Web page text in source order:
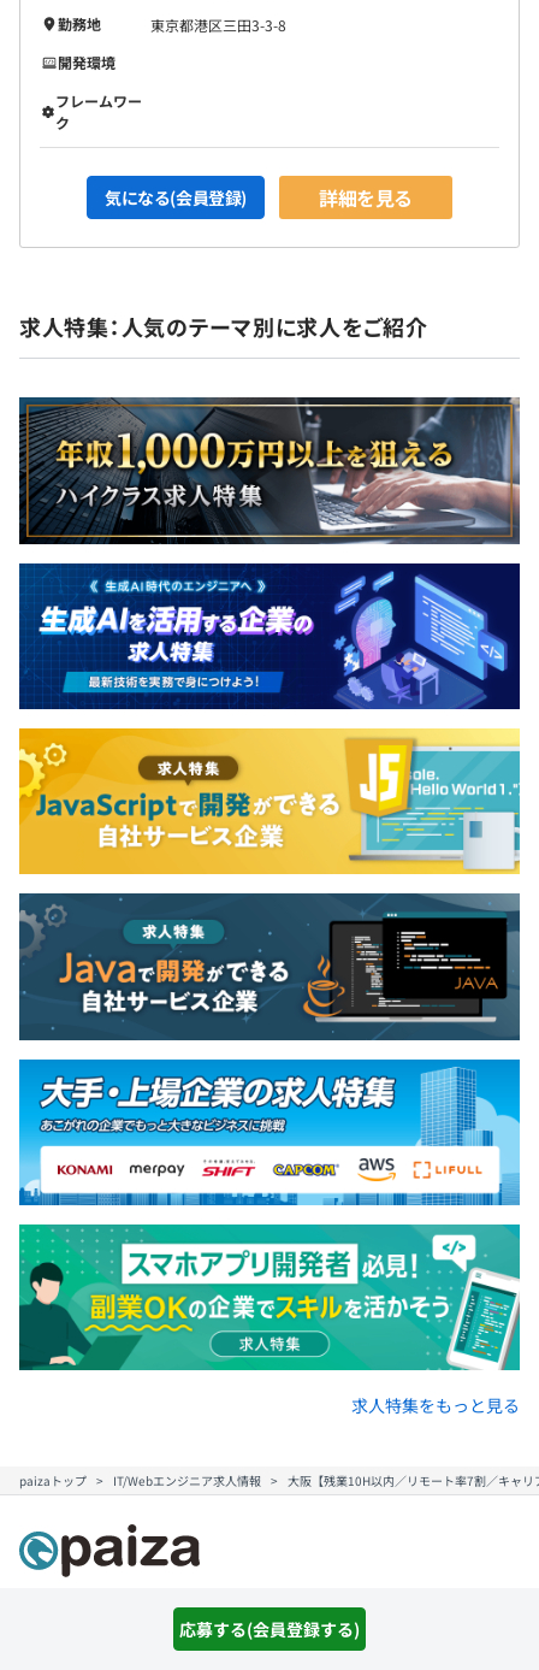
応募する(会員登録する)
勤務地
東京都港区三田3-3-8
開発環境
フレームワー
ク
気になる(会員登録) 詳細を見る
求人特集：人気のテーマ別に求人をご紹介
求人特集をもっと見る
paizaトップ IT/Webエンジニア求人情報 大阪【残業10H以内／リモート率7割／キャ